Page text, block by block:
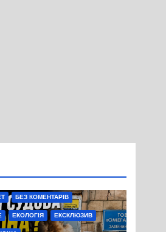
БЕЗ КОМЕНТАРІВ
ЕКОЛОГІЯ ЕКСКЛЮЗИВ